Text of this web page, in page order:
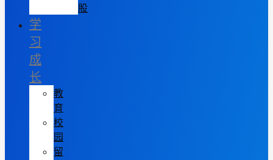
股
学
习
成
长
教
育
校
园
留